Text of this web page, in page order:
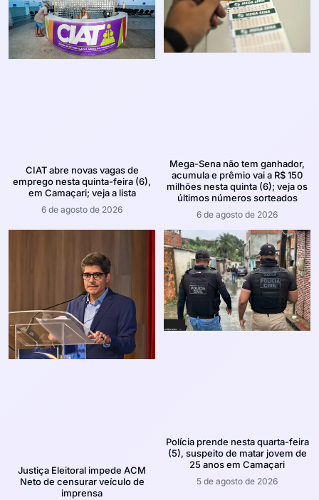
CIAT abre novas vagas de
emprego nesta quinta-feira (6),
em Camaçari; veja a lista
6 de agosto de 2026
Mega-Sena não tem ganhador,
acumula e prêmio vai a R$ 150
milhões nesta quinta (6); veja os
últimos números sorteados
6 de agosto de 2026
Justiça Eleitoral impede ACM
Neto de censurar veículo de
imprensa
Polícia prende nesta quarta-feira
(5), suspeito de matar jovem de
25 anos em Camaçari
5 de agosto de 2026